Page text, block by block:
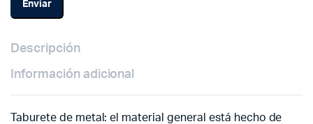
Descripción
Información adicional
Taburete de metal: el material general está hecho de